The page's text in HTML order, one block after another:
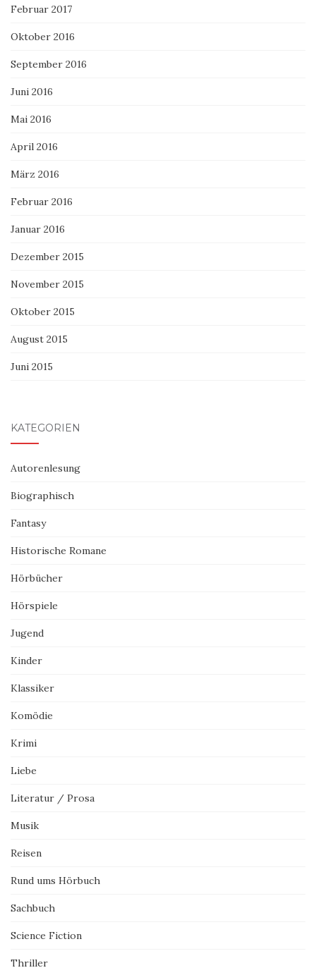
Februar 2017
Oktober 2016
September 2016
Juni 2016
Mai 2016
April 2016
März 2016
Februar 2016
Januar 2016
Dezember 2015
November 2015
Oktober 2015
August 2015
Juni 2015
KATEGORIEN
Autorenlesung
Biographisch
Fantasy
Historische Romane
Hörbücher
Hörspiele
Jugend
Kinder
Klassiker
Komödie
Krimi
Liebe
Literatur / Prosa
Musik
Reisen
Rund ums Hörbuch
Sachbuch
Science Fiction
Thriller